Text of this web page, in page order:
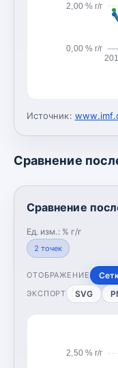
0,00 % г/г
2,00 % г/г
Источник:
Сравнение
Сравнение
Ед. изм.: % г/г
2 точек
ОТОБРАЖЕНИЕ
ЭКСПОРТ SVG
2,50 % г/г